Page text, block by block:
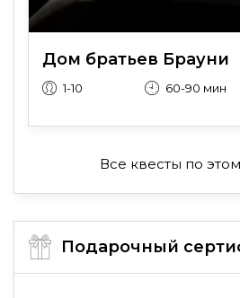
Дом братьев Брауни
1-10 60-90 мин
Все квесты по
Подарочный